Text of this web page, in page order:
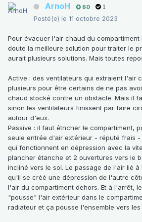
ArnoH 60 1
Posté(e) le 11 octobre 2023
Pour évacuer l'air chaud du compartiment
doute la meilleure solution pour traiter le
aurait plusieurs solutions. Mais toutes
Active : des ventilateurs qui extraient l'air
plusieurs pour être certains de ne pas
chaud stocké contre un obstacle. Mais il
sinon les ventilateurs finissent par faire
autour d'eux.
Passive : il faut étncher le compartiment,
seule entrée d'air extérieur - réputé frais -
qui fonctionnent en dépression avec la
plancher étanche et 2 ouvertures vers le
incliné vers le sol. Le passage de l'air lié
qu'il se créé une dépression de l'autre
l'air du compartiment dehors. Et à l'arrêt,
"pousse" l'air extérieur dans le
radiateur et ça pousse l'ensemble vers les